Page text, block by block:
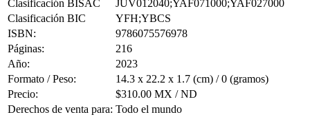
Clasificación BISAC
JUV012040;YAF071000;YAF027000
Clasificación BIC
YFH;YBCS
ISBN:
9786075576978
Páginas:
216
Año:
2023
Formato / Peso:
14.3 x 22.2 x 1.7 (cm) / 0 (gramos)
Precio:
$310.00 MX / ND
Derechos de venta para: Todo el mundo